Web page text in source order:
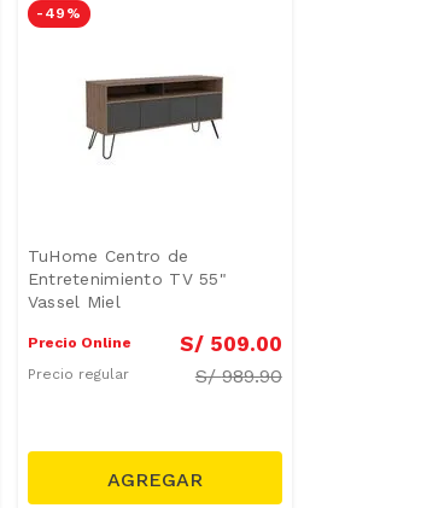
- 49 %
TuHome Centro de
Entretenimiento TV 55"
Vassel Miel
Precio Online S/ 509.00
Precio regular S/989.90